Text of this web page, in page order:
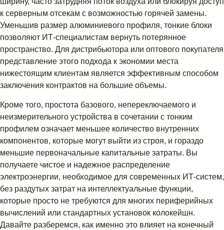
к серверным отсекам с возможностью горячей замены.
Уменьшив размер алюминиевого профиля, тонкие блоки
позволяют ИТ-специалистам вернуть потерянное
пространство. Для дистрибьютора или оптового покупателя
представление этого подхода к экономии места
нижестоящим клиентам является эффективным способом
заключения контрактов на большие объемы.
Кроме того, простота базового, непереключаемого и
неизмерительного устройства в сочетании с тонким
профилем означает меньшее количество внутренних
компонентов, которые могут выйти из строя, и гораздо
меньшие первоначальные капитальные затраты. Вы
получаете чистое и надежное распределение
электроэнергии, необходимое для современных ИТ-систем,
без раздутых затрат на интеллектуальные функции,
которые просто не требуются для многих периферийных
вычислений или стандартных установок колокейшн.
Давайте разберемся, как именно это влияет на конечный